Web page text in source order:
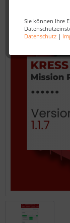
Sie können Ihre
Datenschutz|